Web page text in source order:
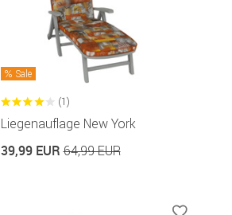
Sale
(1)
Liegenauflage New York
39,99 EUR64,99 EUR